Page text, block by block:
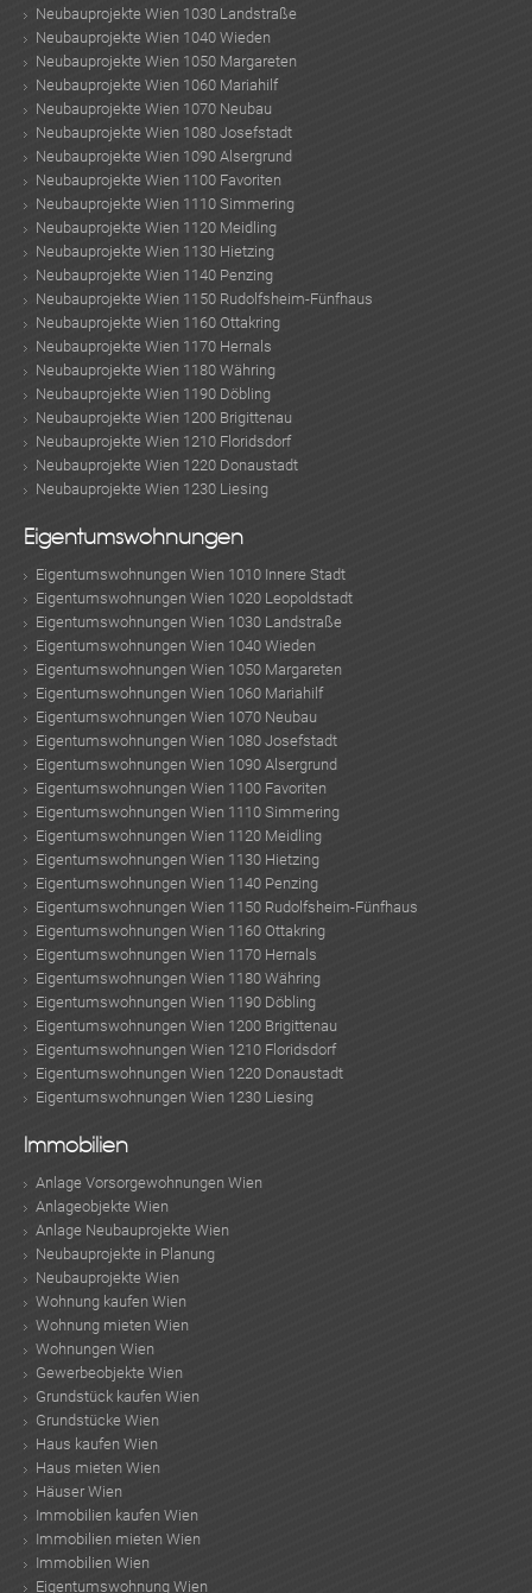
ok
Infrastruktur / EntfernungenGesundheitArzt
Neubauprojekte Wien 1030 Landstraße
Neubauprojekte Wien 1040 Wieden
Neubauprojekte Wien 1050 Margareten
Neubauprojekte Wien 1060 Mariahilf
Neubauprojekte Wien 1070 Neubau
Neubauprojekte Wien 1080 Josefstadt
Neubauprojekte Wien 1090 Alsergrund
Neubauprojekte Wien 1100 Favoriten
Neubauprojekte Wien 1110 Simmering
Neubauprojekte Wien 1120 Meidling
Neubauprojekte Wien 1130 Hietzing
Neubauprojekte Wien 1140 Penzing
Neubauprojekte Wien 1150 Rudolfsheim-Fünfhaus
Neubauprojekte Wien 1160 Ottakring
Neubauprojekte Wien 1170 Hernals
Neubauprojekte Wien 1180 Währing
Neubauprojekte Wien 1190 Döbling
Neubauprojekte Wien 1200 Brigittenau
Neubauprojekte Wien 1210 Floridsdorf
Neubauprojekte Wien 1220 Donaustadt
Neubauprojekte Wien 1230 Liesing
Eigentumswohnungen
Eigentumswohnungen Wien 1010 Innere Stadt
Eigentumswohnungen Wien 1020 Leopoldstadt
Eigentumswohnungen Wien 1030 Landstraße
Eigentumswohnungen Wien 1040 Wieden
Eigentumswohnungen Wien 1050 Margareten
Eigentumswohnungen Wien 1060 Mariahilf
Eigentumswohnungen Wien 1070 Neubau
Eigentumswohnungen Wien 1080 Josefstadt
Eigentumswohnungen Wien 1090 Alsergrund
Eigentumswohnungen Wien 1100 Favoriten
Eigentumswohnungen Wien 1110 Simmering
Eigentumswohnungen Wien 1120 Meidling
Eigentumswohnungen Wien 1130 Hietzing
Eigentumswohnungen Wien 1140 Penzing
Eigentumswohnungen Wien 1150 Rudolfsheim-Fünfhaus
Eigentumswohnungen Wien 1160 Ottakring
Eigentumswohnungen Wien 1170 Hernals
Eigentumswohnungen Wien 1180 Währing
Eigentumswohnungen Wien 1190 Döbling
Eigentumswohnungen Wien 1200 Brigittenau
Eigentumswohnungen Wien 1210 Floridsdorf
Eigentumswohnungen Wien 1220 Donaustadt
Eigentumswohnungen Wien 1230 Liesing
Immobilien
Anlage Vorsorgewohnungen Wien
Anlageobjekte Wien
Anlage Neubauprojekte Wien
Neubauprojekte in Planung
Neubauprojekte Wien
Wohnung kaufen Wien
Wohnung mieten Wien
Wohnungen Wien
Gewerbeobjekte Wien
Grundstück kaufen Wien
Grundstücke Wien
Haus kaufen Wien
Haus mieten Wien
Häuser Wien
Immobilien kaufen Wien
Immobilien mieten Wien
Immobilien Wien
Eigentumswohnung Wien